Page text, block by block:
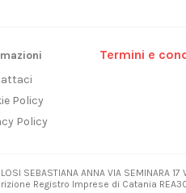
Policy
Policy
Termini e
SEBASTIANA ANNA VIA
Registro Imprese di Catania